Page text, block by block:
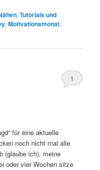
,Tutorials und
,Motivationsmonat,
1
für eine aktuelle
noch nicht mal alle
(glaube ich), meine
oder vier Wochen sitze